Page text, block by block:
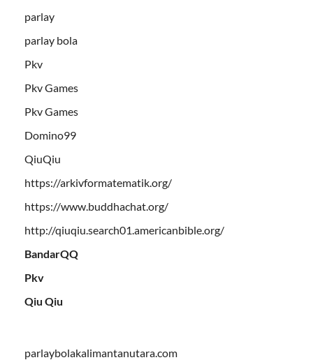
parlay
parlay bola
Pkv
Pkv Games
Pkv Games
Domino99
QiuQiu
https://arkivformatematik.org/
https://www.buddhachat.org/
http://qiuqiu.search01.americanbible.org/
BandarQQ
Pkv
Qiu Qiu
parlaybolakalimantanutara.com